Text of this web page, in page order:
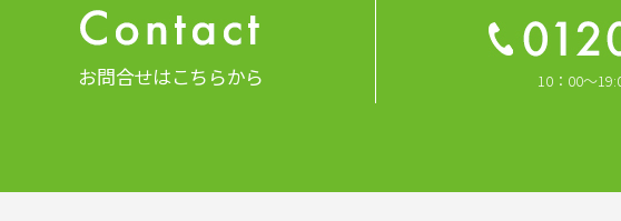
お問合せはこちらから 10：00～